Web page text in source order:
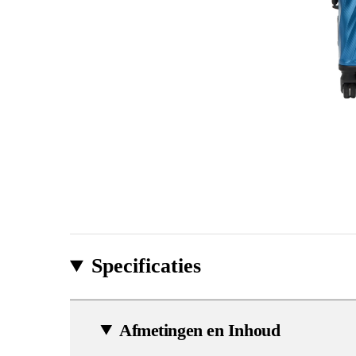
Specificaties
Afmetingen en Inhoud